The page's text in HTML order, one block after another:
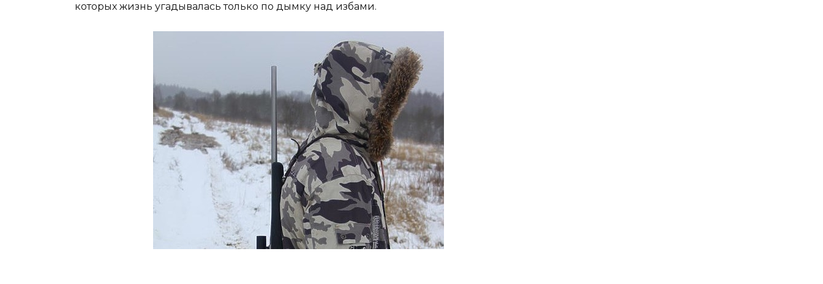
которых жизнь угадывалась только по дымку над избами.